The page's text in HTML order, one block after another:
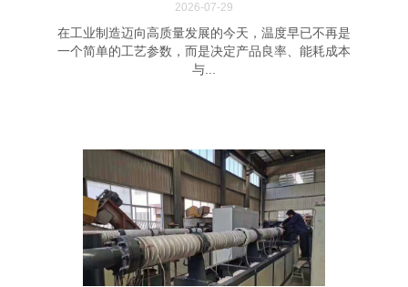
2026-07-29
在工业制造迈向高质量发展的今天，温度早已不再是
一个简单的工艺参数，而是决定产品良率、能耗成本
与...